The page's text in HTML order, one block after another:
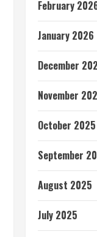
February
January 2026
December
November
October 2025
September
August 2025
July 2025